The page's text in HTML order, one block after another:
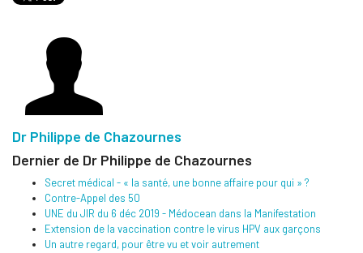
Dr Philippe de Chazournes
Dernier de Dr Philippe de Chazournes
Secret médical - « la santé, une bonne affaire pour qui » ?
Contre-Appel des 50
UNE du JIR du 6 déc 2019 - Médocean dans la Manifestation
Extension de la vaccination contre le virus HPV aux garçons
Un autre regard, pour être vu et voir autrement